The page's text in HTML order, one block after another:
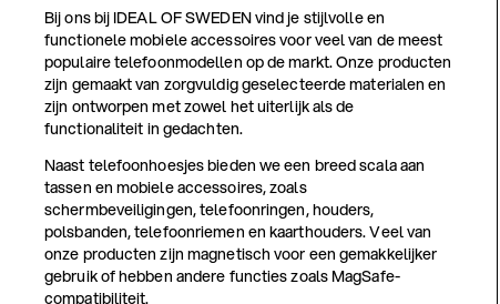
Bij ons bij IDEAL OF SWEDEN vind je stijlvolle en
functionele mobiele accessoires voor veel van de meest
populaire telefoonmodellen op de markt. Onze producten
zijn gemaakt van zorgvuldig geselecteerde materialen en
zijn ontworpen met zowel het uiterlijk als de
functionaliteit in gedachten.
Naast telefoonhoesjes bieden we een breed scala aan
tassen en mobiele accessoires, zoals
schermbeveiligingen, telefoonringen, houders,
polsbanden, telefoonriemen en kaarthouders. Veel van
onze producten zijn magnetisch voor een gemakkelijker
gebruik of hebben andere functies zoals MagSafe-
compatibiliteit.